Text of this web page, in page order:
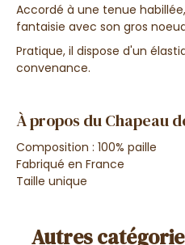
Accordé à une tenue
fantaisie avec son gros
Pratique, il dispose d'un
convenance.
À propos du Chapeau
Composition : 100% paille
Fabriqué en France
Taille unique
Autres